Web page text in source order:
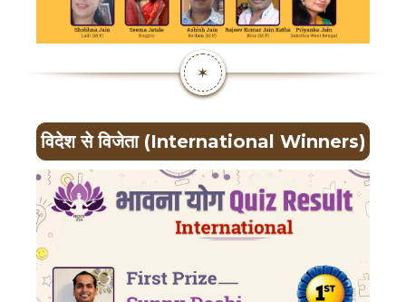
✶
विदेश से विजेता (International Winners)